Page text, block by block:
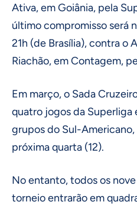
Ativa, em Goiânia, pela
último compromisso será
21h (de Brasília), contra o
Riachão, em Contagem,
Em março, o Sada
quatro jogos da Superliga
grupos do Sul-
próxima quarta (12).
No entanto, todos os
torneio entrarão em